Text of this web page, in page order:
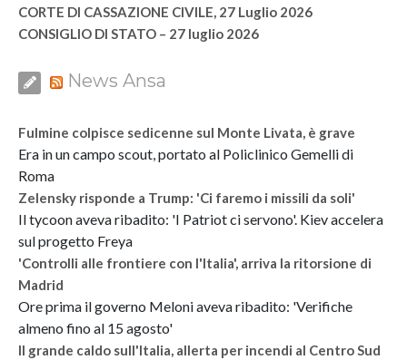
CORTE DI CASSAZIONE CIVILE, 27 Luglio 2026
CONSIGLIO DI STATO – 27 luglio 2026
News Ansa
Fulmine colpisce sedicenne sul Monte Livata, è grave
Era in un campo scout, portato al Policlinico Gemelli di
Roma
Zelensky risponde a Trump: 'Ci faremo i missili da soli'
Il tycoon aveva ribadito: 'I Patriot ci servono'. Kiev accelera
sul progetto Freya
'Controlli alle frontiere con l'Italia', arriva la ritorsione di
Madrid
Ore prima il governo Meloni aveva ribadito: 'Verifiche
almeno fino al 15 agosto'
Il grande caldo sull'Italia, allerta per incendi al Centro Sud